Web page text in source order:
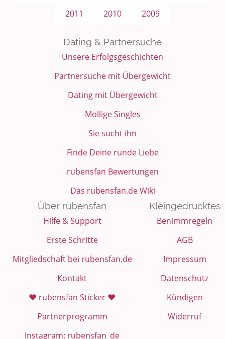
2011
2010 2009
Dating & Partnersuche
Unsere Erfolgsgeschichten
Partnersuche mit Übergewicht
Dating mit Übergewicht
Mollige Singles
Sie sucht ihn
Finde Deine runde Liebe
rubensfan Bewertungen
Das rubensfan.de Wiki
Über rubensfan
Hilfe & Support
Erste Schritte
Mitgliedschaft bei rubensfan.de
Kontakt
❤️ rubensfan Sticker ❤️
Partnerprogramm
Instagram: rubensfan_de
Kleingedrucktes
Benimmregeln
AGB
Impressum
Datenschutz
Kündigen
Widerruf